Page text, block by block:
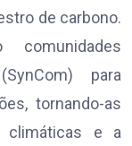
de carbono.
para
tornando-as
climáticas e a